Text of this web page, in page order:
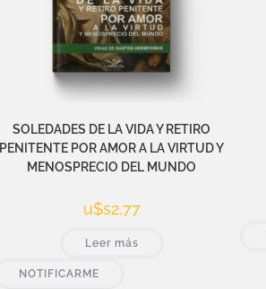
SOLEDADES DE LA VIDA Y RETIRO
PENITENTE POR AMOR A LA VIRTUD Y
MENOSPRECIO DEL MUNDO
u$s2,77
Leer más
NOTIFICARME